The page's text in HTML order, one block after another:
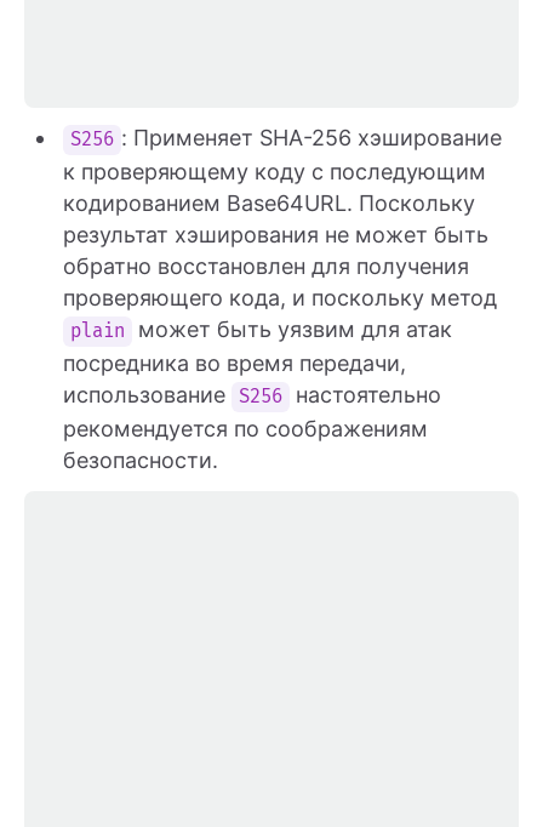
S256 : Применяет SHA-256 хэширование
к проверяющему коду с последующим
кодированием Base64URL. Поскольку
результат хэширования не может быть
обратно восстановлен для получения
проверяющего кода, и поскольку метод
plain
может быть уязвим для атак
посредника во время передачи,
использование
S256
настоятельно
рекомендуется по соображениям
безопасности.